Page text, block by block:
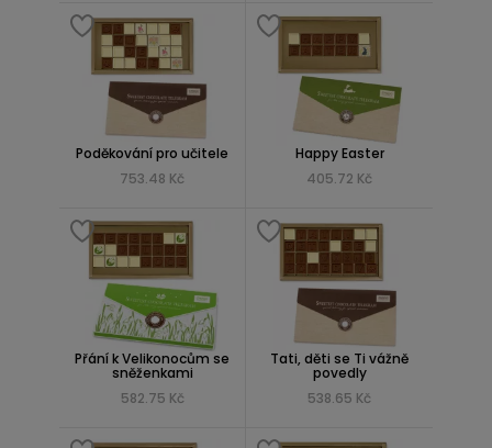
Poděkování pro učitele
753.48 Kč
Happy Easter
405.72 Kč
Přání k Velikonocům se
sněženkami
582.75 Kč
Tati, děti se Ti vážně
povedly
538.65 Kč